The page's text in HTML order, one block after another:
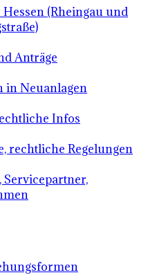
(Rheingau und
Anträge
in Neuanlagen
Infos
rechtliche Regelungen